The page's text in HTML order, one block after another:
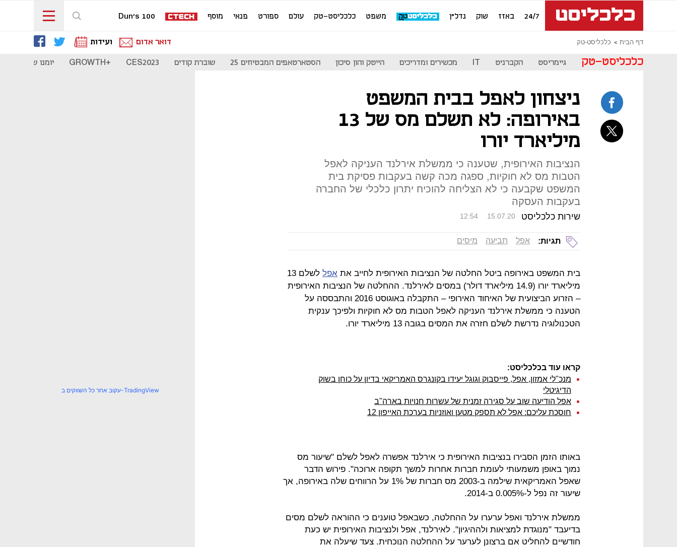
24/7 באזז שוק נדל"ן משפט כלכליסט-טק עולם ספורט פנאי מוסף Dun's 100
דף הבית כלכליסט-טק דואר אדום ועידות
כלכליסט-טק גיימריסט הקברניט IT מכשירים ומדריכים הייטק והון סיכון הסטארטאפים המבטיחים 25 שוברת קודים CES2023
+GROWTH יומנו של
ניצחון לאפל בבית המשפט
באירופה: לא תשלם מס של 13
מיליארד יורו
הנציבות האירופית, שטענה כי ממשלת אירלנד העניקה לאפל
הטבות מס לא חוקיות, ספגה מכה קשה בעקבות פסיקת בית
המשפט שקבעה כי לא הצליחה להוכיח יתרון כלכלי של החברה
בעקבות העסקה
שירות כלכליסט 12:54 15.07.20
תגיות: אפל תביעה מיסים
בית המשפט באירופה ביטל החלטה של הנציבות האירופית לחייב את אפל
לשלם 13
מיליארד יורו (14.9 מיליארד דולר) במסים לאירלנד. ההחלטה של הנציבות האירופית
– הזרוע הביצועית של האיחוד האירופי – התקבלה באוגוסט 2016 והתבססה על
הטענה כי ממשלת אירלנד העניקה לאפל הטבות מס לא חוקיות ולפיכך ענקית
הטכנולוגיה נדרשת לשלם חזרה את המסים בגובה 13 מיליארד יורו.
קראו עוד בכלכליסט:
מנכ"לי אמזון, אפל, פייסבוק וגוגל יעידו בקונגרס האמריקאי בדיון על כוחן בשוק
הדיגיטלי
אפל הודיעה שוב על סגירה זמנית של עשרות חנויות בארה"ב
חוסכת עליכם: אפל לא תספק מטען ואוזניות בערכת האייפון 12
באותו הזמן הסבירו בנציבות האירופית כי אירלנד אפשרה לאפל לשלם "שיעור מס
נמוך באופן משמעותי לעומת חברות אחרות למשך תקופה ארוכה". פירוש הדבר
שאפל האמריקאית שילמה ב-2003 מס חברות של 1% על הרווחים שלה באירופה, אך
שיעור זה נפל ל-0.005% ב-2014.
ממשלת אירלנד ואפל ערערו על ההחלטה, כשבאפל טוענים כי ההוראה לשלם מסים
בדיעבד "מנוגדת למציאות ולההיגיון". לאירלנד, אפל ולנציבות האירופית יש כעת
חודשיים להחליט אם ברצונן לערער על ההחלטה הנוכחית. צעד שיעלה את
עקוב אחר כל השווקים ב-TradingView